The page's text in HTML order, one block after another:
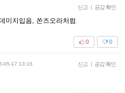
신고 | 공감 확인
미지입음, 쏜즈오라처럼
0
0
05-17 13:16 신고 | 공감 확인